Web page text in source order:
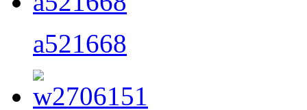
a521668